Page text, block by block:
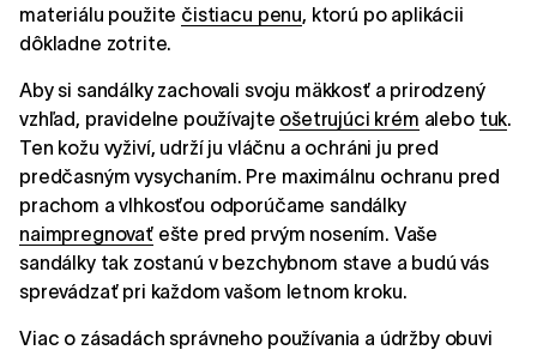
materiálu použite čistiacu penu , ktorú po aplikácii
dôkladne zotrite.
Aby si sandálky zachovali svoju mäkkosť a prirodzený
vzhľad, pravidelne používajte ošetrujúci krém alebo tuk.
Ten kožu vyživí, udrží ju vláčnu a ochráni ju pred
predčasným vysychaním. Pre maximálnu ochranu pred
prachom a vlhkosťou odporúčame sandálky
naimpregnovaťešte pred prvým nosením. Vaše
sandálky tak zostanú v bezchybnom stave a budú vás
sprevádzať pri každom vašom letnom kroku.
Viac o zásadách správneho používania a údržby obuvi